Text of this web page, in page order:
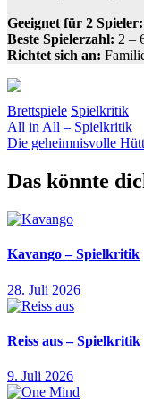
Geeignet für 2 Spieler:
Beste Spielerzahl: 2 –
Richtet sich an:
Brettspiele Spielkritik
cantzlerMastermindraten
SpieleWredezeichnen
Vorheriger
Beitrag:
All in All – Spielkritik
Nächster
Die geheimnisvolle
Das könnte
Kavango – Spielkritik
28. Juli 2026
Reiss aus – Spielkritik
9. Juli 2026